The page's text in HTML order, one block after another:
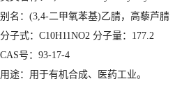
别名：(3,4-二甲氧苯基)乙腈，高藜芦腈
分子式：C10H11NO2 分子量：177.2
CAS号：93-17-4
用途：用于有机合成、医药工业。